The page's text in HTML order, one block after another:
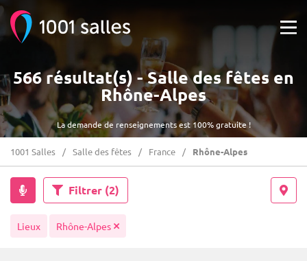
La demande de renseignements est 100% gratuite !
566 résultat(s) - Salle des fêtes en
Rhône-Alpes
1001 Salles Salle des fêtes France Rhône-Alpes
Filtrer (2)
Lieux Rhône-Alpes